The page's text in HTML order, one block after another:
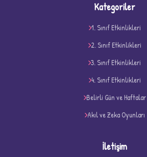
D
Kategoriler
1. Sınıf Etkinlikleri
2. Sınıf Etkinlikleri
3. Sınıf Etkinlikleri
4. Sınıf Etkinlikleri
Belirli Gün ve Haftalar
Akıl ve Zeka Oyunları
İletişim